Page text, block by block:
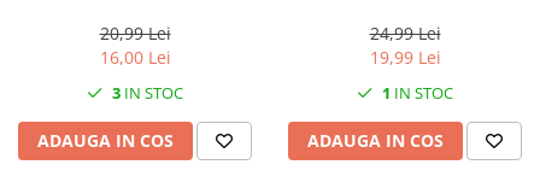
20,99 Lei
16,00 Lei
3 IN STOC
ADAUGA IN COS
24,99 Lei
19,99 Lei
1 IN STOC
ADAUGA IN COS